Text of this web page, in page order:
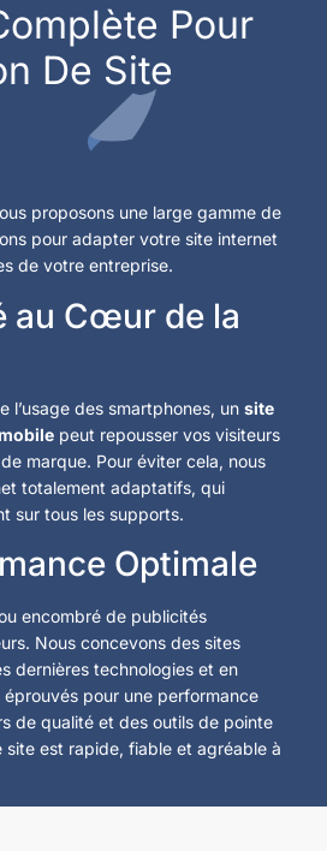
Pour
De Site
proposons une large gamme de
pour adapter votre site internet
de votre entreprise.
au Cœur de la
l’usage des smartphones, un site
peut repousser vos visiteurs
marque. Pour éviter cela, nous
totalement adaptatifs, qui
sur tous les supports.
Optimale
encombré de publicités
Nous concevons des sites
dernières technologies et en
pour une performance
de qualité et des outils de pointe
est rapide, fiable et agréable à